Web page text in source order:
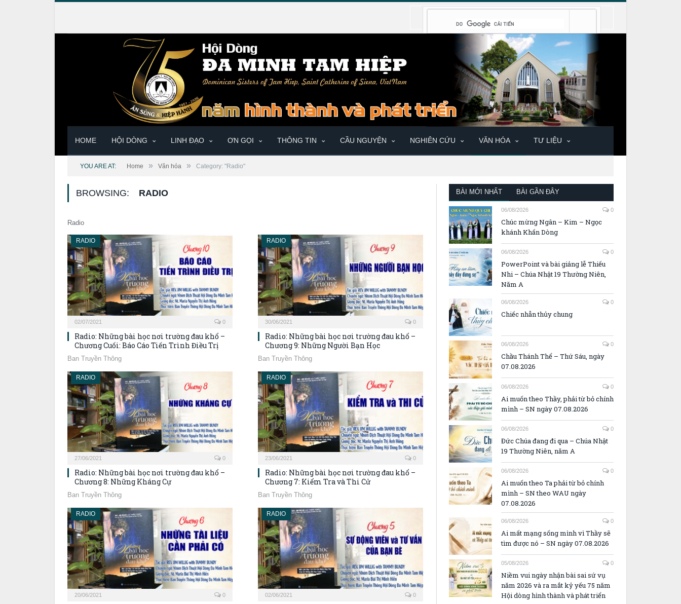
HOME HỘI DÒNG LINH ĐẠO ƠN GỌI THÔNG TIN CẦU NGUYỆN NGHIÊN CỨU VĂN HÓA TƯ LIỆU
YOU ARE AT: Home » Văn hóa » Category: "Radio"
BROWSING: RADIO
Radio
RADIO
02/07/2021 0
Radio: Những bài học nơi trường đau khổ –
Chương Cuối: Báo Cáo Tiến Trình Điều Trị
Ban Truyền Thông
RADIO
30/06/2021 0
Radio: Những bài học nơi trường đau khổ –
Chương 9: Những Người Bạn Học
Ban Truyền Thông
RADIO
27/06/2021 0
Radio: Những bài học nơi trường đau khổ –
Chương 8: Những Kháng Cự
Ban Truyền Thông
RADIO
23/06/2021 0
Radio: Những bài học nơi trường đau khổ –
Chương 7: Kiểm Tra và Thi Cử
Ban Truyền Thông
RADIO
20/06/2021 0
RADIO
02/06/2021 0
BÀI MỚI NHẤT BÀI GẦN ĐÂY
06/08/2026 0
Chúc mừng Ngân – Kim – Ngọc
khánh Khấn Dòng
06/08/2026 0
PowerPoint và bài giảng lễ Thiếu
Nhi – Chúa Nhật 19 Thường Niên,
Năm A
06/08/2026 0
Chiếc nhẫn thủy chung
06/08/2026 0
Chầu Thánh Thể – Thứ Sáu, ngày
07.08.2026
06/08/2026 0
Ai muốn theo Thầy, phải từ bỏ chính
mình – SN ngày 07.08.2026
06/08/2026 0
Đức Chúa đang đi qua – Chúa Nhật
19 Thường Niên, năm A
06/08/2026 0
Ai muốn theo Ta phải từ bỏ chính
mình – SN theo WAU ngày
07.08.2026
06/08/2026 0
Ai mất mạng sống mình vì Thầy sẽ
tìm được nó – SN ngày 07.08.2026
05/08/2026 0
Niềm vui ngày nhận bài sai sứ vụ
năm 2026 và ra mắt kỷ yếu 75 năm
Hội dòng hình thành và phát triển